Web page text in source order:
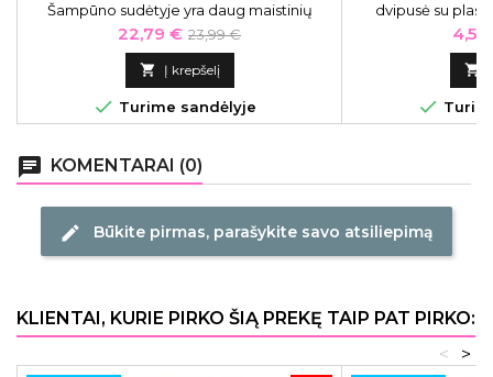
Šampūno sudėtyje yra daug maistinių
medžiagų su bananų ekstrakuo, maitina
kailį ir odą.
Kaina
22,79 € Bazinė
kaina
23,99 €
 Į krepšelį
 Turime sandėlyje
dvipusė su
Stiklinė dildėd yra
ir
4,56


chat KOMENTARAI (0)
edit Būkite pirmas, parašykite savo atsiliepimą
KLIENTAI, KURIE PIRKO ŠIĄ PREKĘ TAIP PAT PIRKO:
>
<